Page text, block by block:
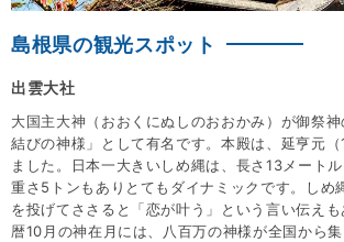
島根県の観光スポット
出雲大社
大国主大神（おおくにぬしのおおかみ）が御祭
結びの神様」として有名です。本殿は、延亨元
ました。日本一大きいしめ縄は、長さ13メートル
重さ5トンもありとてもダイナミックです。しめ
を投げてささると「恋が叶う」という言い伝え
暦10月の神在月には、八百万の神様が全国から